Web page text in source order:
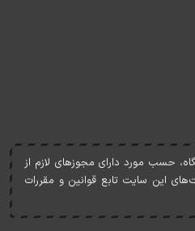
حسب مورد دارای مجوزهای لازم از
اين سايت تابع قوانين و مقررات